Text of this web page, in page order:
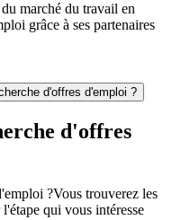
marché du travail en
grâce à ses partenaires
d'offres d'emploi ?
d'offres
?Vous trouverez les
qui vous intéresse